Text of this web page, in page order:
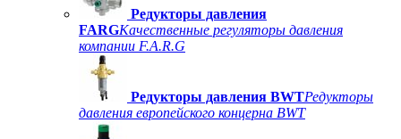
Редукторы давления
FARGКачественные регуляторы давления
компании F.A.R.G
Редукторы давления BWTРедукторы
давления европейского концерна BWT